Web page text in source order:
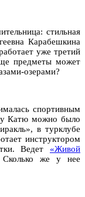
стильная
Карабешкина
уже третий
предметы может
озерами?
спортивным
Катю можно было
в турклубе
инструктором
Ведет «Живой
Сколько же у нее